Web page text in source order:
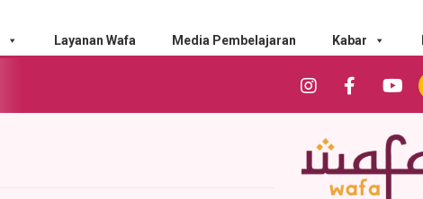
Layanan Wafa Media Pembelajaran Kabar